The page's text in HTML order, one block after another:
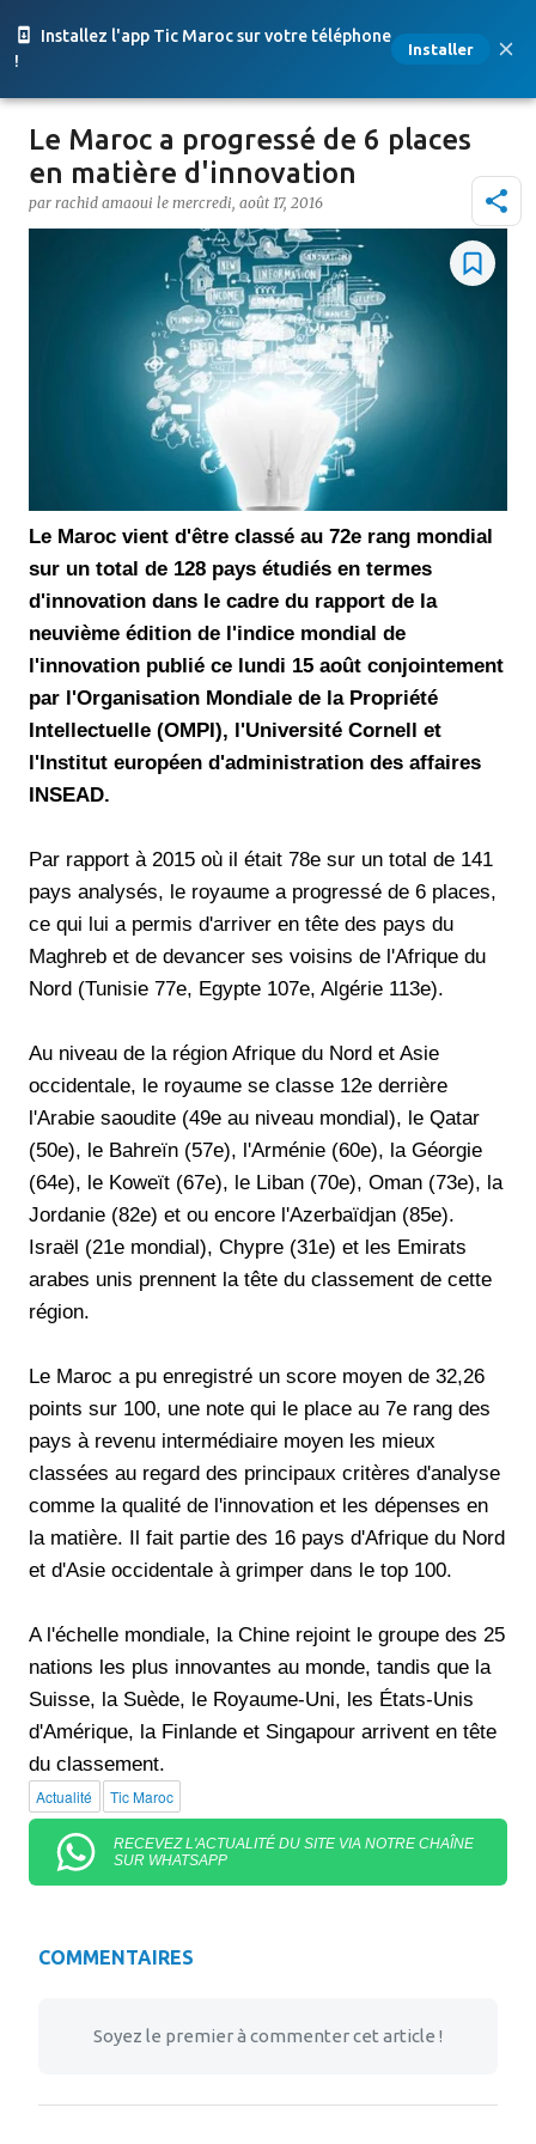
Installez l'app Tic Maroc sur votre téléphone
!
Installer
Accéder au contenu principal
Le Maroc a progressé de 6 places
en matière d'innovation
par rachid amaoui le mercredi, août 17, 2016
Le Maroc vient d'être classé au 72e rang mondial
sur un total de 128 pays étudiés en termes
d'innovation dans le cadre du rapport de la
neuvième édition de l'indice mondial de
l'innovation publié ce lundi 15 août conjointement
par l'Organisation Mondiale de la Propriété
Intellectuelle (OMPI), l'Université Cornell et
l'Institut européen d'administration des affaires
INSEAD.
Par rapport à 2015 où il était 78e sur un total de 141
pays analysés, le royaume a progressé de 6 places,
ce qui lui a permis d'arriver en tête des pays du
Maghreb et de devancer ses voisins de l'Afrique du
Nord (Tunisie 77e, Egypte 107e, Algérie 113e).
Au niveau de la région Afrique du Nord et Asie
occidentale, le royaume se classe 12e derrière
l'Arabie saoudite (49e au niveau mondial), le Qatar
(50e), le Bahreïn (57e), l'Arménie (60e), la Géorgie
(64e), le Koweït (67e), le Liban (70e), Oman (73e), la
Jordanie (82e) et ou encore l'Azerbaïdjan (85e).
Israël (21e mondial), Chypre (31e) et les Emirats
arabes unis prennent la tête du classement de cette
région.
Le Maroc a pu enregistré un score moyen de 32,26
points sur 100, une note qui le place au 7e rang des
pays à revenu intermédiaire moyen les mieux
classées au regard des principaux critères d'analyse
comme la qualité de l'innovation et les dépenses en
la matière. Il fait partie des 16 pays d'Afrique du Nord
et d'Asie occidentale à grimper dans le top 100.
A l'échelle mondiale, la Chine rejoint le groupe des 25
nations les plus innovantes au monde, tandis que la
Suisse, la Suède, le Royaume-Uni, les États-Unis
d'Amérique, la Finlande et Singapour arrivent en tête
du classement.
Actualité Tic Maroc
RECEVEZ L'ACTUALITÉ DU SITE VIA NOTRE CHAÎNE
SUR WHATSAPP
COMMENTAIRES
Soyez le premier à commenter cet article !